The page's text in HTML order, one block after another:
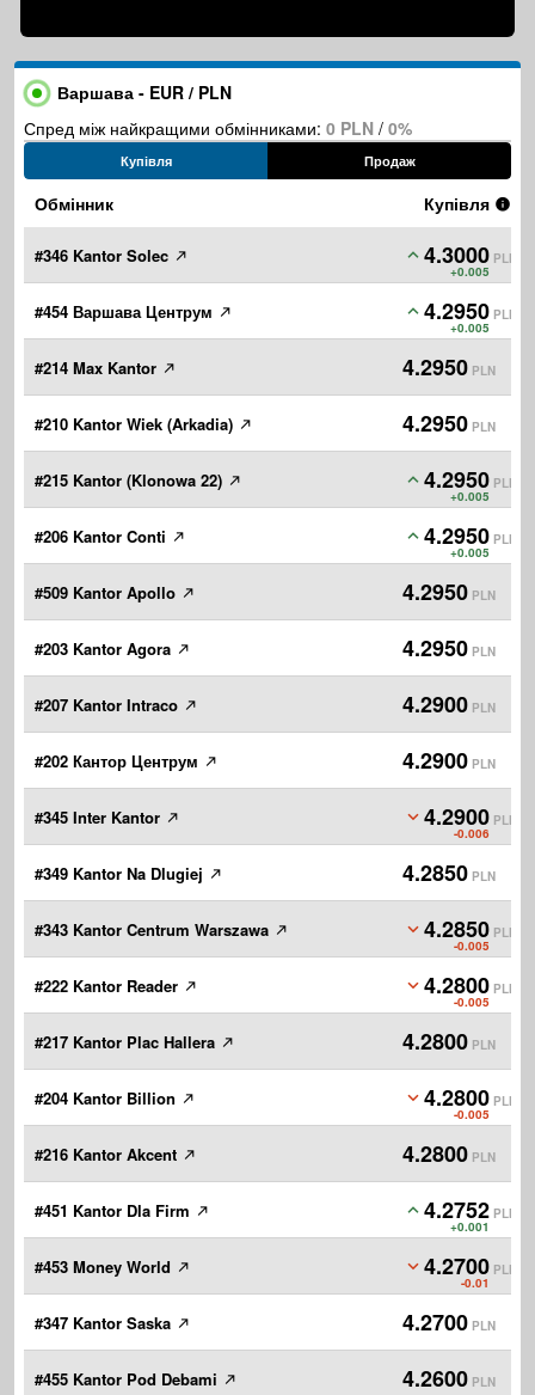
Варшава - EUR / PLN
Спред між найкращими обмінниками: 0 PLN / 0%
Купівля Продаж
Обмінник Купівля
#346 Kantor Solec 4.3000
+0.005
PLN
#454 Варшава Центрум 4.2950
+0.005
PLN
#214 Max Kantor 4.2950 PLN
#210 Kantor Wiek (Arkadia) 4.2950 PLN
#215 Kantor (Klonowa 22) 4.2950
+0.005
PLN
#206 Kantor Conti 4.2950
+0.005
PLN
#509 Kantor Apollo 4.2950 PLN
#203 Kantor Agora 4.2950 PLN
#207 Kantor Intraco 4.2900 PLN
#202 Кантор Центрум 4.2900 PLN
#345 Inter Kantor 4.2900
-0.006
PLN
#349 Kantor Na Dlugiej 4.2850 PLN
#343 Kantor Centrum Warszawa 4.2850
-0.005
PLN
#222 Kantor Reader 4.2800
-0.005
PLN
#217 Kantor Plac Hallera 4.2800 PLN
#204 Kantor Billion 4.2800
-0.005
PLN
#216 Kantor Akcent 4.2800 PLN
#451 Kantor Dla Firm 4.2752
+0.001
PLN
#453 Money World 4.2700
-0.01
PLN
#347 Kantor Saska 4.2700 PLN
#455 Kantor Pod Debami 4.2600 PLN